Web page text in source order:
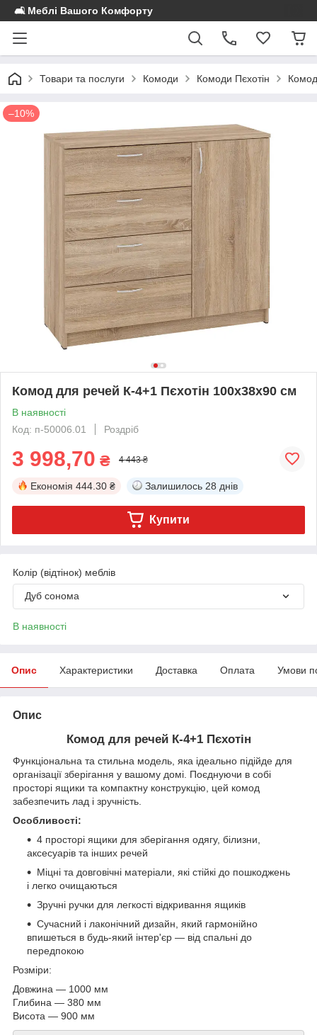
🛋️ Меблі Вашого Комфорту
Товари та послуги Комоди Комоди Пєхотін
–10%
Комод для речей К-4+1 Пєхотін 100х38х90 см
В наявності
Код: п-50006.01
Роздріб
3 998,70 ₴ 4 443 ₴
Економія 444.30 ₴ Залишилось 28 днів
Купити
Колір (відтінок) меблів
Дуб сонома
В наявності
Опис Характеристики Доставка Оплата Умови
Опис
Комод для речей К-4+1 Пєхотін
Функціональна та стильна модель, яка ідеально підійде для
організації зберігання у вашому домі. Поєднуючи в собі
просторі ящики та компактну конструкцію, цей комод
забезпечить лад і зручність.
Особливості:
4 просторі ящики для зберігання одягу, білизни,
аксесуарів та інших речей
Міцні та довговічні матеріали, які стійкі до пошкоджень
і легко очищаються
Зручні ручки для легкості відкривання ящиків
Сучасний і лаконічний дизайн, який гармонійно
впишеться в будь-який інтер'єр — від спальні до
передпокою
Розміри:
Довжина — 1000 мм
Глибина — 380 мм
Висота — 900 мм